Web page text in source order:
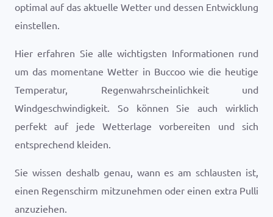
optimal auf das aktuelle Wetter und dessen Entwicklung
einstellen.
Hier erfahren Sie alle wichtigsten Informationen rund
um das momentane Wetter in Buccoo wie die heutige
Temperatur, Regenwahrscheinlichkeit und
Windgeschwindigkeit. So können Sie auch wirklich
perfekt auf jede Wetterlage vorbereiten und sich
entsprechend kleiden.
Sie wissen deshalb genau, wann es am schlausten ist,
einen Regenschirm mitzunehmen oder einen extra Pulli
anzuziehen.